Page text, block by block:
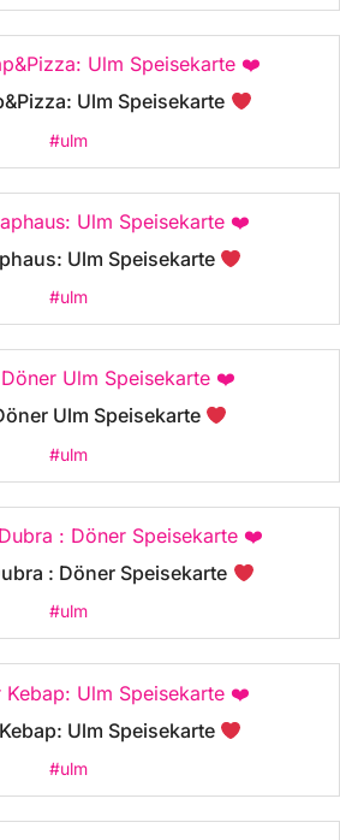
Ulm Speisekarte
#ulm
Ulm Speisekarte
#ulm
Ulm Speisekarte
#ulm
: Döner Speisekarte
#ulm
Ulm Speisekarte
#ulm